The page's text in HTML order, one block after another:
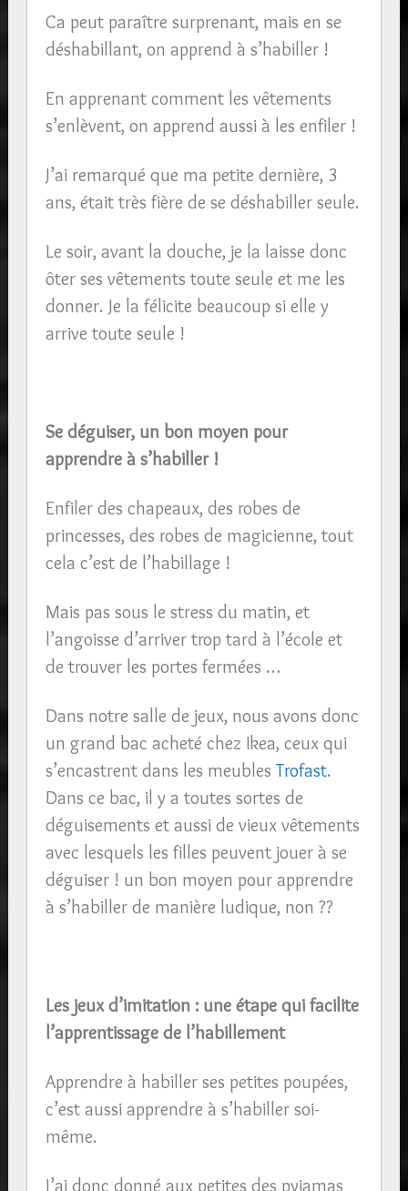
Ca peut paraître surprenant, mais en se
déshabillant, on apprend à s’habiller !
En apprenant comment les vêtements
s’enlèvent, on apprend aussi à les enfiler !
J’ai remarqué que ma petite dernière, 3
ans, était très fière de se déshabiller seule.
Le soir, avant la douche, je la laisse donc
ôter ses vêtements toute seule et me les
donner. Je la félicite beaucoup si elle y
arrive toute seule !
Se déguiser, un bon moyen pour
apprendre à s’habiller !
Enfiler des chapeaux, des robes de
princesses, des robes de magicienne, tout
cela c’est de l’habillage !
Mais pas sous le stress du matin, et
l’angoisse d’arriver trop tard à l’école et
de trouver les portes fermées …
Dans notre salle de jeux, nous avons donc
un grand bac acheté chez Ikea, ceux qui
s’encastrent dans les meubles Trofast.
Dans ce bac, il y a toutes sortes de
déguisements et aussi de vieux vêtements
avec lesquels les filles peuvent jouer à se
déguiser ! un bon moyen pour apprendre
à s’habiller de manière ludique, non ??
Les jeux d’imitation : une étape qui facilite
l’apprentissage de l’habillement
Apprendre à habiller ses petites poupées,
c’est aussi apprendre à s’habiller soi-
même.
J’ai donc donné aux petites des pyjamas